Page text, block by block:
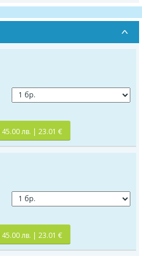
45.00 лв. | 23.01 €
45.00 лв. | 23.01 €